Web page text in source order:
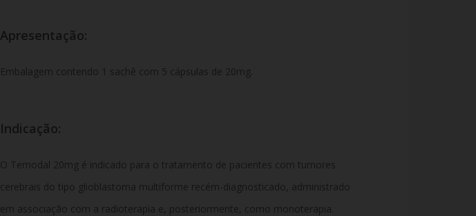
Apresentação:
Embalagem contendo 1 sachê com 5 cápsulas de 20mg.
Indicação:
O Temodal 20mg é indicado para o tratamento de pacientes com tumores
cerebrais do tipo glioblastoma multiforme recém-diagnosticado, administrado
em associação com a radioterapia e, posteriormente, como monoterapia.